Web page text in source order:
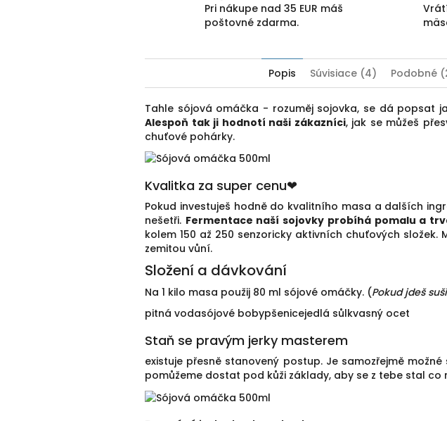
Pri nákupe nad 35 EUR máš
poštovné zdarma.
Popis Súvisiace (4) Podobné
Tahle sójová omáčka - rozuměj sojovka, se dá popsat
Alespoň tak ji hodnotí naši zákazníci, jak se můžeš
chuťové pohárky.
Kvalitka za super cenu❤
Pokud investuješ hodně do kvalitního masa a dalších
nešetři. Fermentace naší sojovky probíhá pomalu a
kolem 150 až 250 senzoricky aktivních chuťových
zemitou vůní.
Složení a dávkování
Na 1 kilo masa použij 80 ml sójové omáčky. (Pokud jdeš
pitná vodasójové bobypšenicejedlá sůlkvasný ocet
Staň se pravým jerky masterem
existuje přesně stanovený postup. Je samozřejmě
pomůžeme dostat pod kůži základy, aby se z tebe stal co